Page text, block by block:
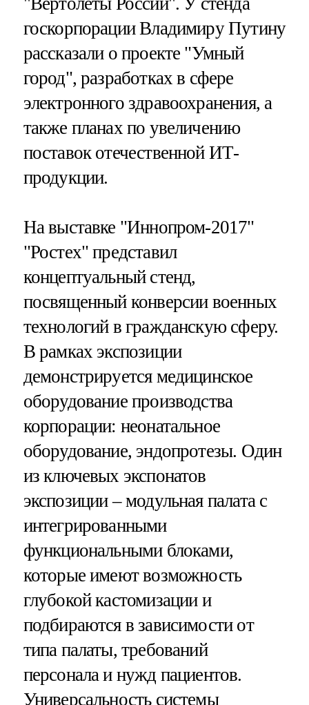
госкорпорации Владимиру Путину
рассказали о проекте "Умный
город", разработках в сфере
электронного здравоохранения, а
также планах по увеличению
поставок отечественной ИТ-
продукции.
На выставке "Иннопром-2017"
"Ростех" представил
концептуальный стенд,
посвященный конверсии военных
технологий в гражданскую сферу.
В рамках экспозиции
демонстрируется медицинское
оборудование производства
корпорации: неонатальное
оборудование, эндопротезы. Один
из ключевых экспонатов
экспозиции – модульная палата с
интегрированными
функциональными блоками,
которые имеют возможность
глубокой кастомизации и
подбираются в зависимости от
типа палаты, требований
персонала и нужд пациентов.
Универсальность системы